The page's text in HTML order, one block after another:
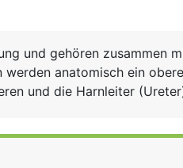
und gehören zusammen
anatomisch ein
und die Harnleiter